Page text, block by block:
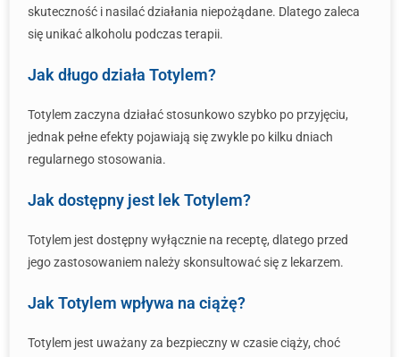
skuteczność i nasilać działania niepożądane. Dlatego zaleca
się unikać alkoholu podczas terapii.
Jak długo działa Totylem?
Totylem zaczyna działać stosunkowo szybko po przyjęciu,
jednak pełne efekty pojawiają się zwykle po kilku dniach
regularnego stosowania.
Jak dostępny jest lek Totylem?
Totylem jest dostępny wyłącznie na receptę, dlatego przed
jego zastosowaniem należy skonsultować się z lekarzem.
Jak Totylem wpływa na ciążę?
Totylem jest uważany za bezpieczny w czasie ciąży, choć